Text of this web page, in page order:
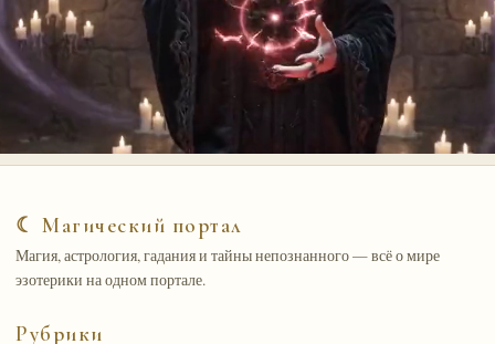
☾ Магический портал
Магия, астрология, гадания и тайны непознанного — всё о мире
эзотерики на одном портале.
Рубрики